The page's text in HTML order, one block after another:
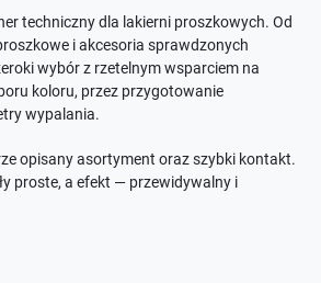
techniczny dla lakierni proszkowych. Od
i akcesoria sprawdzonych
wybór z rzetelnym wsparciem na
koloru, przez przygotowanie
wypalania.
opisany asortyment oraz szybki kontakt.
proste, a efekt — przewidywalny i